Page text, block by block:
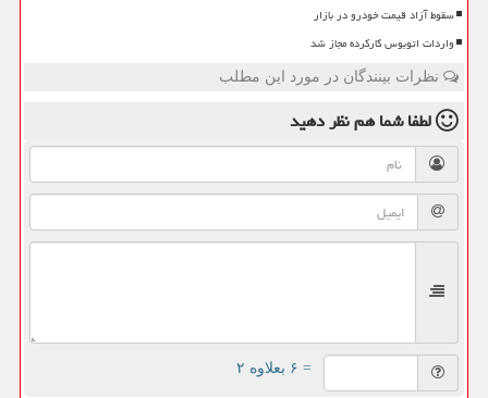
سقوط آزاد قیمت خودرو در بازار
واردات اتوبوس کارکرده مجاز شد
نظرات بینندگان در مورد این مطلب
لطفا شما همنظر دهید
= ۶ بعلاوه ۲